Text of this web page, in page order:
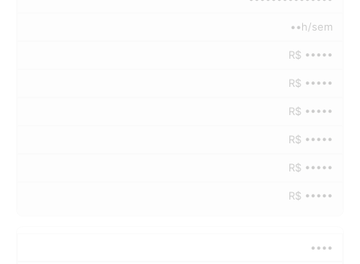
••h/sem
R$ •••••
R$ •••••
R$ •••••
R$ •••••
R$ •••••
R$ •••••
••••